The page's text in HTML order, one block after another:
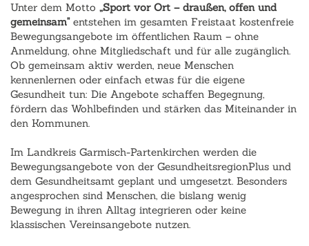
Unter dem Motto „Sport vor Ort – draußen, offen und
gemeinsam"entstehen im gesamten Freistaat kostenfreie
Bewegungsangebote im öffentlichen Raum – ohne
Anmeldung, ohne Mitgliedschaft und für alle zugänglich.
Ob gemeinsam aktiv werden, neue Menschen
kennenlernen oder einfach etwas für die eigene
Gesundheit tun: Die Angebote schaffen Begegnung,
fördern das Wohlbefinden und stärken das Miteinander in
den Kommunen.
Im Landkreis Garmisch-Partenkirchen werden die
Bewegungsangebote von der GesundheitsregionPlus und
dem Gesundheitsamt geplant und umgesetzt. Besonders
angesprochen sind Menschen, die bislang wenig
Bewegung in ihren Alltag integrieren oder keine
klassischen Vereinsangebote nutzen.
‹